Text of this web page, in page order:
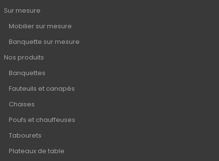
Sur mesure
Mobilier sur mesure
Banquette sur mesure
Nos produits
Banquettes
Fauteuils et canapés
Chaises
Poufs et chauffeuses
Tabourets
Plateaux de table